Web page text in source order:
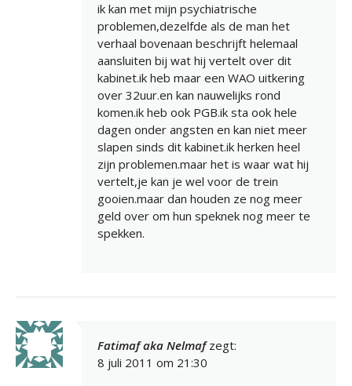
ik kan met mijn psychiatrische
problemen,dezelfde als de man het
verhaal bovenaan beschrijft helemaal
aansluiten bij wat hij vertelt over dit
kabinet.ik heb maar een WAO uitkering
over 32uur.en kan nauwelijks rond
komen.ik heb ook PGB.ik sta ook hele
dagen onder angsten en kan niet meer
slapen sinds dit kabinet.ik herken heel
zijn problemen.maar het is waar wat hij
vertelt,je kan je wel voor de trein
gooien.maar dan houden ze nog meer
geld over om hun speknek nog meer te
spekken.
Fatimaf aka Nelmaf zegt:
8 juli 2011 om 21:30